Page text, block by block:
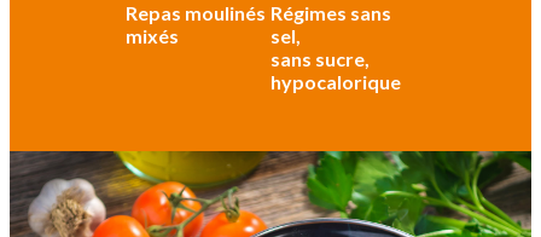
Repas moulinés
mixés
Régimes sans
sel,
sans sucre,
hypocalorique